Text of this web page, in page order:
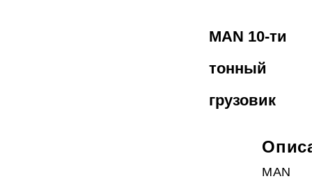
MAN 10-ти
тонный
грузовик
MAN